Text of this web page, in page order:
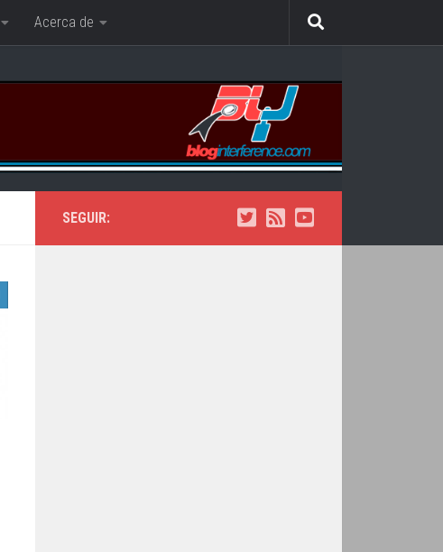
Acerca de
SEGUIR: